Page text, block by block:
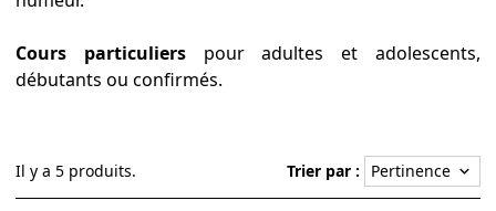
Cours particulierspour adultes et adolescents,
débutants ou confirmés.
Il y a 5 produits. Trier par : Pertinence keyboard_arrow_down